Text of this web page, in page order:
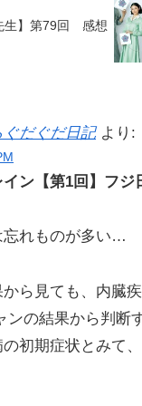
生】第79回 感想
だぐだ日記 より:
ン【第1回】フジ
忘れものが多い…
から見ても、内臓
ンの結果から判断
初期症状とみて